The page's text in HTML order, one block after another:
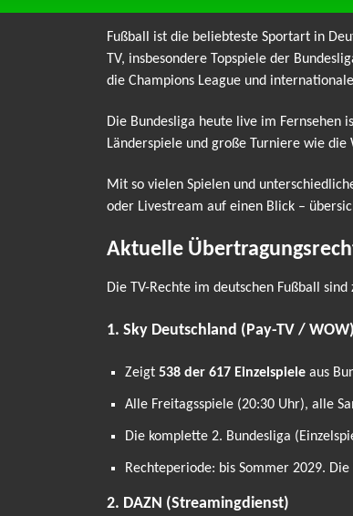
Fußball ist die beliebteste Sportart in
TV, insbesondere Topspiele der
die Champions League und
Die Bundesliga heute live im Fernsehen
Länderspiele und große Turniere wie die
Mit so vielen Spielen und
oder Livestream auf einen Blick –
Aktuelle
Die TV-Rechte im deutschen Fußball
1. Sky Deutschland (Pay-TV / WOW)
Zeigt 538 der 617 Einzelspiele aus
Alle Freitagsspiele (20:30 Uhr), alle
Die komplette 2. Bundesliga
Rechteperiode: bis Sommer 2029.
2. DAZN (Streamingdienst)